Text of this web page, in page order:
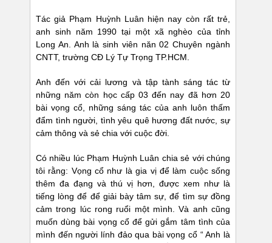
Tác giả Phạm Huỳnh Luân hiện nay còn rất trẻ,
anh sinh năm 1990 tại một xã nghèo của tỉnh
Long An. Anh là sinh viên năn 02 Chuyên ngành
CNTT, trường CĐ Lý Tự Trọng TP.HCM.
Anh đến với cải lương và tập tành sáng tác từ
những năm còn học cấp 03 đến nay đã hơn 20
bài vọng cổ, những sáng tác của anh luôn thấm
đẩm tình người, tình yêu quê hương đất nước, sự
cảm thông và sẻ chia với cuộc đời.
Có nhiều lúc Phạm Huỳnh Luân chia sẻ với chúng
tôi rằng: Vọng cổ như là gia vị để làm cuộc sống
thêm đa đạng và thú vị hơn, được xem như là
tiếng lòng để để giải bày tâm sự, để tìm sự đồng
cảm trong lúc rong ruổi một mình. Và anh cũng
muốn dùng bài vọng cổ để gửi gắm tâm tình của
mình đến người lính đảo qua bài vọng cổ “ Anh là